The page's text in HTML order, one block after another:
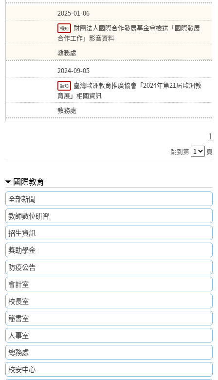
2025-01-06
轉知
財團法人國際合作發展基金會檢送「國際發展
合作工作」影音資料
教務處
2024-09-05
轉知
臺灣歐洲教育推廣協會「2024年第21屆歐洲教
育展」相關資訊
教務處
1
跳到第 頁
國際教育
全部新聞
教師數位研習
招生資訊
獎助學金
防疫公告
會計室
校長室
秘書室
人事室
總務處
校安中心